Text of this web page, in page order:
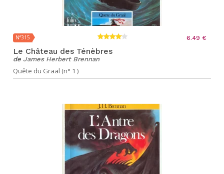
N°315 6.49 €
Le Château des Ténèbres
de James Herbert Brennan
Quête du Graal (n° 1 )